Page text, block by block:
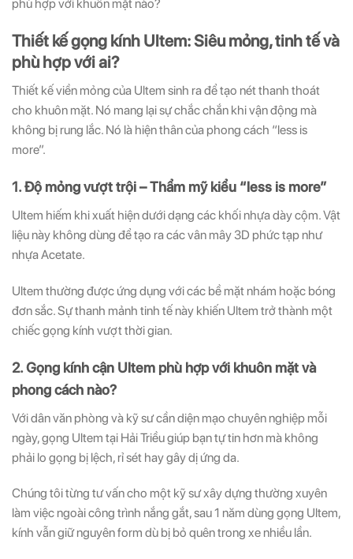
phù hợp với khuôn mặt nào?
Thiết kế gọng kính Ultem: Siêu mỏng, tinh tế và
phù hợp với ai?
Thiết kế viền mỏng của Ultem sinh ra để tạo nét thanh thoát
cho khuôn mặt. Nó mang lại sự chắc chắn khi vận động mà
không bị rung lắc. Nó là hiện thân của phong cách “less is
more”.
1. Độ mỏng vượt trội – Thẩm mỹ kiểu “less is more”
Ultem hiếm khi xuất hiện dưới dạng các khối nhựa dày cộm. Vật
liệu này không dùng để tạo ra các vân mây 3D phức tạp như
nhựa Acetate.
Ultem thường được ứng dụng với các bề mặt nhám hoặc bóng
đơn sắc. Sự thanh mảnh tinh tế này khiến Ultem trở thành một
chiếc gọng kính vượt thời gian.
2. Gọng kính cận Ultem phù hợp với khuôn mặt và
phong cách nào?
Với dân văn phòng và kỹ sư cần diện mạo chuyên nghiệp mỗi
ngày, gọng Ultem tại Hải Triều giúp bạn tự tin hơn mà không
phải lo gọng bị lệch, rỉ sét hay gây dị ứng da.
Chúng tôi từng tư vấn cho một kỹ sư xây dựng thường xuyên
làm việc ngoài công trình nắng gắt, sau 1 năm dùng gọng Ultem,
kính vẫn giữ nguyên form dù bị bỏ quên trong xe nhiều lần.